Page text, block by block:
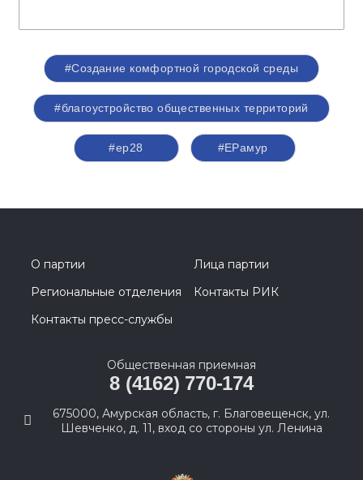
#Создание комфортной городской среды
#благоустройство общественных территорий
#ер28 #ЕРамур
О партии
Лица партии
Региональные отделения
Контакты РИК
Контакты пресс-службы
Общественная приемная
8 (4162) 770-174
675000, Амурская область, г. Благовещенск, ул.
Шевченко, д. 11, вход со стороны ул. Ленина